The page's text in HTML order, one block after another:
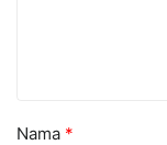
Nama *